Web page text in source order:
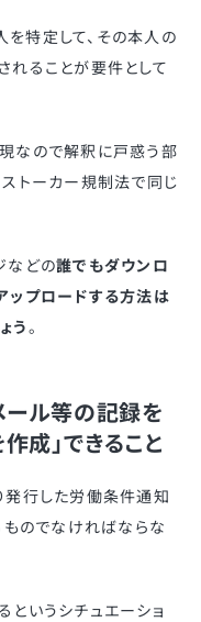
特定して、その本人の
れることが要件として
なので解釈に戸惑う部
ストーカー規制法で同じ
などの誰でもダウンロ
ップロードする方法は
う。
ール等の記録を
成」できること
発行した労働条件通知
ものでなければならな
というシチュエーショ